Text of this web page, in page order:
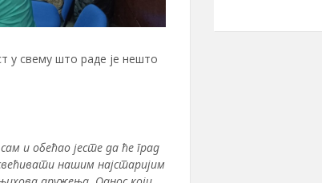
у свему што раде је нешто
и обећао јесте да ће град
нашим најстаријим